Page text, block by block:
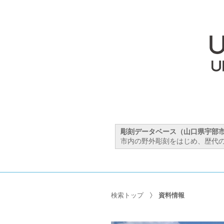
彫刻データベース（山口県宇部
市内の野外彫刻をはじめ、歴代
検索トップ 資料情報